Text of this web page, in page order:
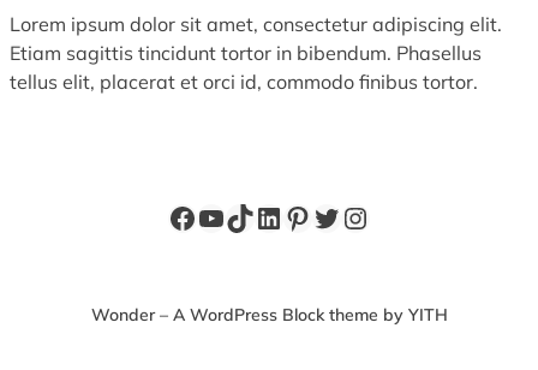
Lorem ipsum dolor sit amet, consectetur adipiscing elit.
Etiam sagittis tincidunt tortor in bibendum. Phasellus
tellus elit, placerat et orci id, commodo finibus tortor.
Facebook
YouTube
TikTok
LinkedIn
Pinterest
X Instagram
Wonder – A WordPress Block theme by YITH